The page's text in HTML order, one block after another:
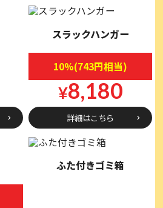
スラックハンガー
10%(743円相当)
¥8,180
詳細はこちら
ふた付きゴミ箱